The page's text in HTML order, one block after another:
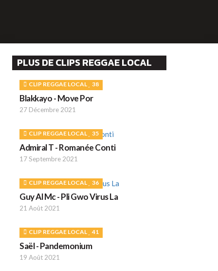
PLUS DE CLIPS REGGAE LOCAL
CLIP REGGAE LOCAL 38
Blakkayo - Move Por
27 Décembre 2021
CLIP REGGAE LOCAL 35
Admiral T - Romanée Conti
17 Septembre 2021
CLIP REGGAE LOCAL 36
Guy Al Mc - Pli Gwo Virus La
21 Août 2021
CLIP REGGAE LOCAL 41
Saël - Pandemonium
19 Août 2021